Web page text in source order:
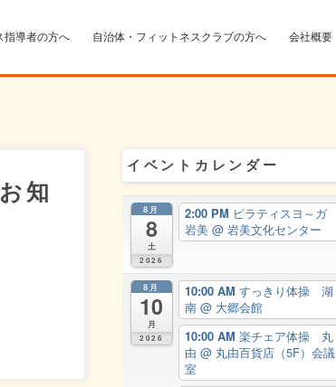
指導者の方へ 自治体・フィットネスクラブの方へ 会社概要
知
イベントカレンダー
8月
8
土
2026
2:00 PM ピラティスヨ～ガ
岩美 @ 岩美文化センター
8月
10
月
2026
10:00 AM すっきり体操 湖
南 @ 大郷会館
10:00 AM 楽チェア体操 丸
由 @ 丸由百貨店（5F）会議
室